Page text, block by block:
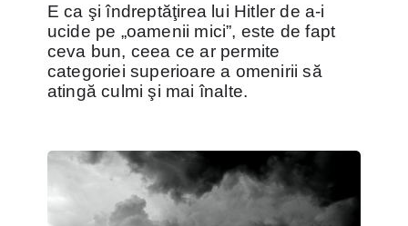
E ca şi îndreptăţirea lui Hitler de a-i
ucide pe „oamenii mici”, este de fapt
ceva bun, ceea ce ar permite
categoriei superioare a omenirii să
atingă culmi şi mai înalte.